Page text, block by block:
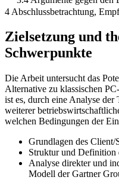
4 Abschlussbetrachtung,
Zielsetzung und
Schwerpunkte
Die Arbeit untersucht das
Alternative zu klassischen
ist es, durch eine Analyse
weiterer
welchen Bedingungen der
Grundlagen des Client/
Struktur und
Analyse direkter und
Modell der Gartner